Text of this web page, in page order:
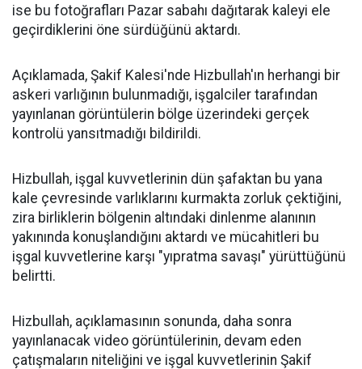
ise bu fotoğrafları Pazar sabahı dağıtarak kaleyi ele
geçirdiklerini öne sürdüğünü aktardı.
Açıklamada, Şakif Kalesi'nde Hizbullah'ın herhangi bir
askeri varlığının bulunmadığı, işgalciler tarafından
yayınlanan görüntülerin bölge üzerindeki gerçek
kontrolü yansıtmadığı bildirildi.
Hizbullah, işgal kuvvetlerinin dün şafaktan bu yana
kale çevresinde varlıklarını kurmakta zorluk çektiğini,
zira birliklerin bölgenin altındaki dinlenme alanının
yakınında konuşlandığını aktardı ve mücahitleri bu
işgal kuvvetlerine karşı "yıpratma savaşı" yürüttüğünü
belirtti.
Hizbullah, açıklamasının sonunda, daha sonra
yayınlanacak video görüntülerinin, devam eden
çatışmaların niteliğini ve işgal kuvvetlerinin Şakif